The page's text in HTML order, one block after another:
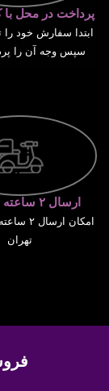
پرداخت در محل با
ابتدا سفارش خود را
سپس وجه آن را
ارسال ۲ ساعته با الوپیک
امکان
تهران